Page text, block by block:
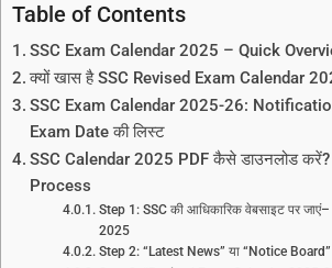
Table of Contents
SSC Exam Calendar 2025 – Quick
क्यों खास है SSC Revised Exam Calendar
SSC Exam Calendar 2025-26:
Exam Date की लिस्ट
SSC Calendar 2025 PDF कैसे डाउनलोड
Process
Step 1: SSC की आधिकारिक वेबसाइट पर
2025
Step 2: “Latest News” या “Notice